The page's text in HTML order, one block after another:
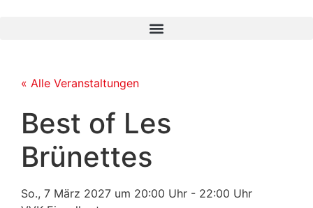
« Alle Veranstaltungen
Best of Les
Brünettes
So., 7 März 2027 um 20:00 Uhr - 22:00 Uhr